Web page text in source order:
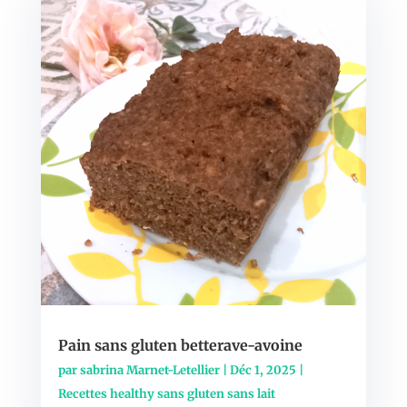
Pain sans gluten betterave-avoine
parsabrina Marnet-Letellier| Déc 1, 2025
Recettes healthy sans gluten sans lait